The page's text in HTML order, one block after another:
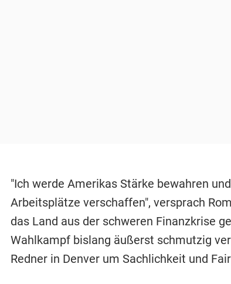
"Ich werde Amerikas Stärke bewahren
Arbeitsplätze verschaffen", versprach
das Land aus der schweren Finanzkrise
Wahlkampf bislang äußerst schmutzig
Redner in Denver um Sachlichkeit und